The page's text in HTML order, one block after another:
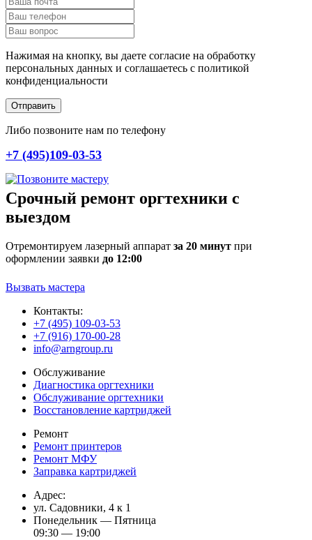
Нажимая на кнопку, вы даете согласие на обработку
персональных данных и соглашаетесь c политикой
конфиденциальности
Отправить
Либо позвоните нам по телефону
+7 (495)109-03-53
Срочный ремонт оргтехники с
выездом
Отремонтируем лазерный аппарат за 20 минут при
оформлении заявки до 12:00
Вызвать мастера
Контакты:
+7 (495) 109-03-53
+7 (916) 170-00-28
info@arngroup.ru
Обслуживание
Диагностика оргтехники
Обслуживание оргтехники
Восстановление картриджей
Ремонт
Ремонт принтеров
Ремонт МФУ
Заправка картриджей
Адрес:
ул. Садовники, 4 к 1
Понедельник — Пятница
09:30 — 19:00